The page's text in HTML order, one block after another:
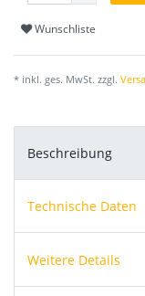
Wunschliste
* inkl. ges. MwSt. zzgl.
Beschreibung
Technische Daten
Weitere Details